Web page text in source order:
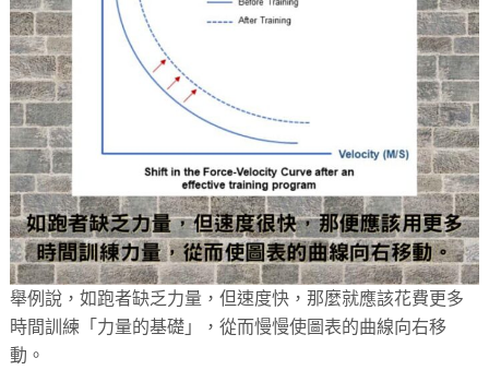
舉例說，如跑者缺乏力量，但速度快，那麼就應該花費更多
時間訓練「力量的基礎」，從而慢慢使圖表的曲線向右移
動。